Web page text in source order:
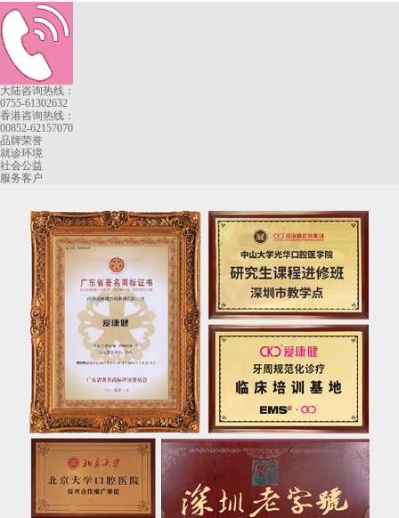
大陆咨询热线：
0755-61302632
香港咨询热线：
00852-62157070
品牌荣誉
就诊环境
社会公益
服务客户